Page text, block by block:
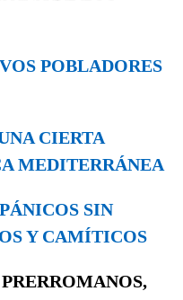
POBLADORES
CIERTA
MEDITERRÁNEA
SIN
Y CAMÍTICOS